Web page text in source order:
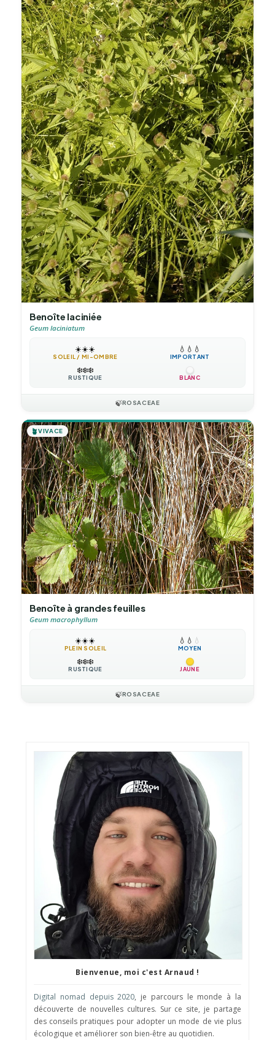
Benoîte laciniée
Geum laciniatum
☀️☀️☀️
SOLEIL / MI-OMBRE
💧 💧 💧
IMPORTANT
❄️❄️❄️
RUSTIQUE BLANC
🍃ROSACEAE
🪴VIVACE
Benoîte à grandes feuilles
Geum macrophyllum
☀️☀️☀️
PLEIN SOLEIL
💧 💧 💧
MOYEN
❄️❄️❄️
RUSTIQUE JAUNE
🍃ROSACEAE
Bienvenue, moi c'est Arnaud !
Digital nomad depuis 2020, je parcours le monde à la
découverte de nouvelles cultures. Sur ce site, je partage
des conseils pratiques pour adopter un mode de vie plus
écologique et améliorer son bien-être au quotidien.